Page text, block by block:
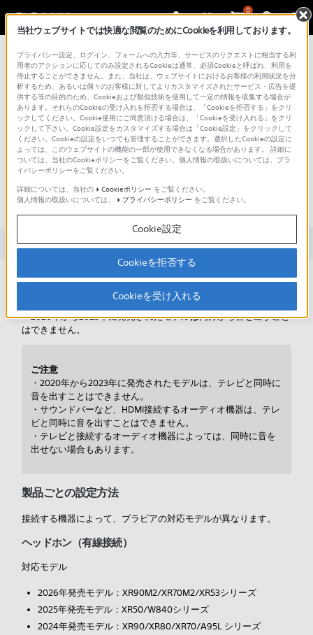
0
総合サポート・お問い合わせ テレビ＆プロジェクター
文書番号 : 00248333 / 最終更新日 : 2026/07/28
テレビとつないだヘッドホンや外
部スピーカーなどの両方から音を
出す方法（Android TV™ / Google
TV™ ）
対象製品カテゴリー・製品
テレビの音声出力の設定を変更すると、テレビの本体スピーカー
と、テレビに接続したヘッドホンや外部スピーカーなどの両方か
＊2020年から2023年に発売されたモデルは両方から音を出すこと
はできません。
ご注意
・2020年から2023年に発売されたモデルは、テレビと同時に
音を出すことはできません。
・サウンドバーなど、HDMI接続するオーディオ機器は、テレ
ビと同時に音を出すことはできません。
・テレビと接続するオーディオ機器によっては、同時に音を
出せない場合もあります。
製品ごとの設定方法
接続する機器によって、ブラビアの対応モデルが異なります。
ヘッドホン（有線接続）
対応モデル
2026年発売モデル：XR90M2/XR70M2/XR53シリーズ
2025年発売モデル：XR50/W840シリーズ
2024年発売モデル：XR90/XR80/XR70/A95L シリーズ
当社ウェブサイトでは快適な閲覧のためにCookieを利用しております。
プライバシー設定、ログイン、フォームへの入力等、サービスのリクエストに相当する利
用者のアクションに応じてのみ設定されるCookieは通常、必須Cookieと呼ばれ、利用を
停止することができません。また、当社は、ウェブサイトにおけるお客様の利用状況を分
析するため、あるいは個々のお客様に対してよりカスタマイズされたサービス・広告を提
供する等の目的のため、Cookieおよび類似技術を使用して一定の情報を収集する場合が
あります。それらのCookieの受け入れを拒否する場合は、「Cookieを拒否する」をクリ
ックしてください。Cookie使用にご同意頂ける場合は、「Cookieを受け入れる」をクリ
ックして下さい。Cookie設定をカスタマイズする場合は「Cookie設定」をクリックして
ください。Cookieの設定をいつでも管理することができます。選択したCookieの設定に
よっては、このウェブサイトの機能の一部が使用できなくなる場合があります。 詳細に
ついては、当社のCookieポリシーをご覧ください。個人情報の取扱いについては、プラ
イバシーポリシーをご覧ください。
詳細については、当社の
Cookieポリシー をご覧ください。
個人情報の取扱いについては、
プライバシーポリシー をご覧ください。
Cookie設定
Cookieを拒否する
Cookieを受け入れる